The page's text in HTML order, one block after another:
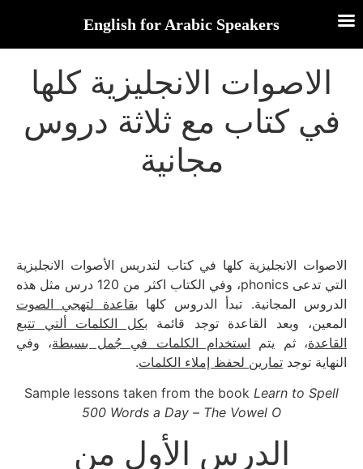
الاصوات الانجليزية كلها
في كتاب مع ثلاثة دروس
مجانية
الاصوات الانجليزية كلها في كتاب لتدريس الأصوات الانجليزية
التي تدعى phonics، وفي الكتاب اكثر من 120 درس مثل هذه
الدروس المجانية. تبدأ الدروس كلها بقاعدة لتهجي الصوت
المعين، وبعد القاعدة توجد قائمة بكل الكلمات ألتي تتبع
القاعدة، ثم يتم استخدام الكلمات في جُمل بسيطة، وفي
النهاية توجد تمارين لحفظ إملاء الكلمات.
Sample lessons taken from the book Learn to Spell
500 Words a Day – The Vowel O
الدرس الأول من
English for Arabic Speakers